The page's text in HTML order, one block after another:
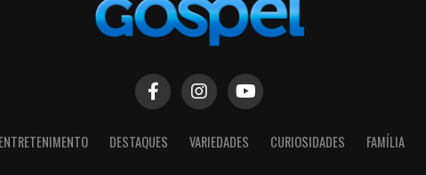
ENTRETENIMENTO DESTAQUES VARIEDADES CURIOSIDADES FAMÍLIA